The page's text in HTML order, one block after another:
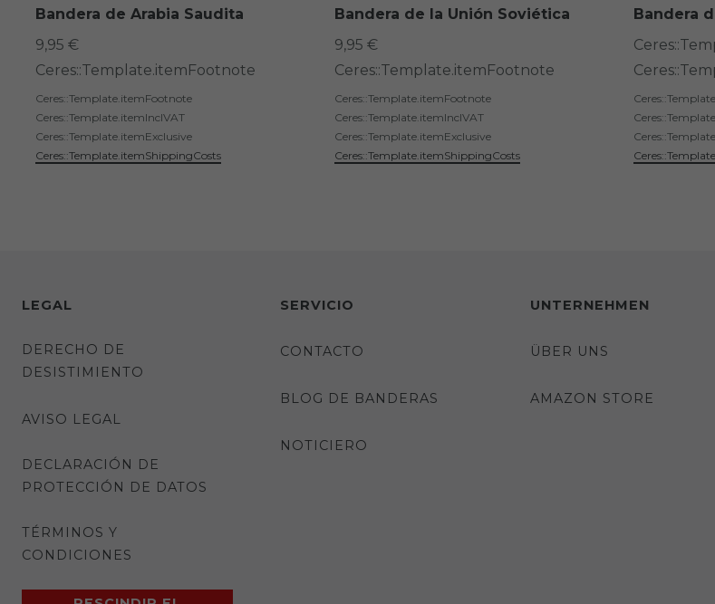
Bandera de Arabia Saudita
9,95 €
Ceres::Template.itemFootnote
Ceres::Template.itemFootnote
Ceres::Template.itemInclVAT
Ceres::Template.itemExclusive
Ceres::Template.itemShippingCosts
Bandera de la Unión Soviética
9,95 €
Ceres::Template.itemFootnote
Ceres::Template.itemFootnote
Ceres::Template.itemInclVAT
Ceres::Template.itemExclusive
Ceres::Template.itemShippingCosts
Bandera
LEGAL
DERECHO DE
DESISTIMIENTO
AVISO LEGAL
DECLARACIÓN DE
PROTECCIÓN DE DATOS
TÉRMINOS Y
CONDICIONES
SERVICIO
CONTACTO
BLOG DE BANDERAS
NOTICIERO
UNTERNEHMEN
ÜBER UNS
AMAZON STORE